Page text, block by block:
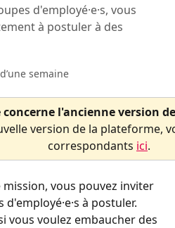
d'employé·e·s, vous
à postuler à des
semaine
concerne l'ancienne version
version de la plateforme,
correspondants ici.
vous pouvez inviter
à postuler.
vous voulez embaucher des